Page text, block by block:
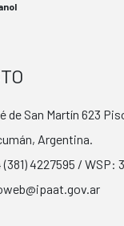
de San Martín 623
Argentina.
4227595 / WSP: